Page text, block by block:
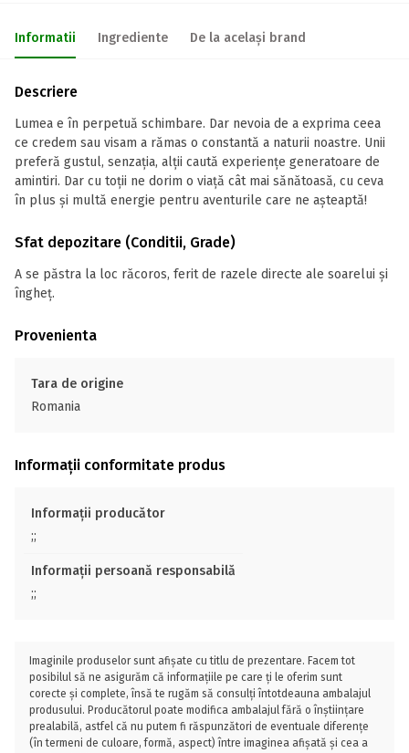
Informatii Ingrediente De la același brand
Descriere
Lumea e în perpetuă schimbare. Dar nevoia de a exprima ceea
ce credem sau visam a rămas o constantă a naturii noastre. Unii
preferă gustul, senzația, alții caută experiențe generatoare de
amintiri. Dar cu toții ne dorim o viață cât mai sănătoasă, cu ceva
în plus și multă energie pentru aventurile care ne așteaptă!
Sfat depozitare (Conditii, Grade)
A se păstra la loc răcoros, ferit de razele directe ale soarelui și
îngheț.
Provenienta
Tara de origine
Romania
Informații conformitate produs
Informații producător
;;
Informații persoană responsabilă
;;
Imaginile produselor sunt afișate cu titlu de prezentare. Facem tot
posibilul să ne asigurăm că informațiile pe care ți le oferim sunt
corecte și complete, însă te rugăm să consulți întotdeauna ambalajul
produsului. Producătorul poate modifica ambalajul fără o înștiințare
prealabilă, astfel că nu putem fi răspunzători de eventuale diferențe
(în termeni de culoare, formă, aspect) între imaginea afișată și cea a